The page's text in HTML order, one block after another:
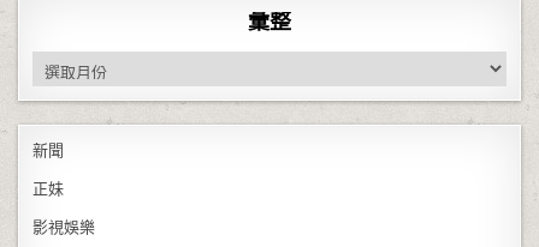
彙整
彙整
新聞
正妹
影視娛樂